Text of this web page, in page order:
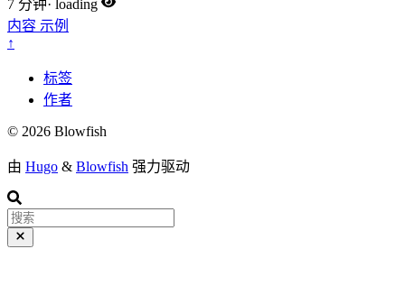
7 分钟· loading
内容 示例
↑
标签
作者
© 2026 Blowfish
由 Hugo & Blowfish 强力驱动